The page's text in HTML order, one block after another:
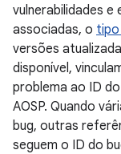
vulnerabilidades
associadas, o tipo
versões
disponível,
problema ao ID
AOSP. Quando
bug, outras
seguem o ID do